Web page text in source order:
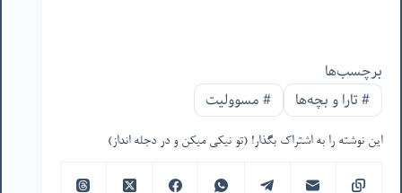
برچسب‌ها
#تارا و بچه‌ها #مسوولیت
این نوشته را به اشتراک بگذار! (تو نیکی میکن و در دجله انداز)